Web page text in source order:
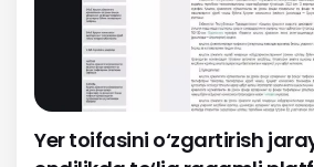
Mahkamasining 381-sonli…
Yer toifasini o‘zgartirish